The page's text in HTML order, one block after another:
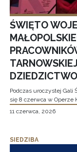
ŚWIĘTO
Podczas uroczystej Gali
się 8 czerwca w Operze
11 czerwca, 2026
SIEDZIBA